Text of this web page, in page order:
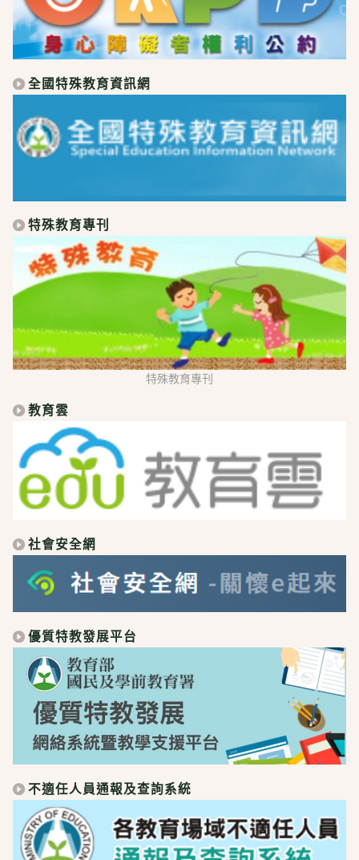
全國特殊教育資訊網
特殊教育專刊
特殊教育專刊
教育雲
社會安全網
優質特教發展平台
不適任人員通報及查詢系統